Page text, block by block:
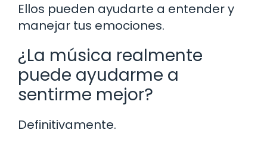
Ellos pueden ayudarte a entender y
manejar tus emociones.
¿La música realmente
puede ayudarme a
sentirme mejor?
Definitivamente.